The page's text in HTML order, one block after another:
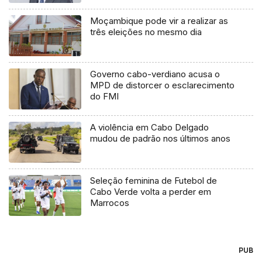
Moçambique pode vir a realizar as
três eleições no mesmo dia
Governo cabo-verdiano acusa o
MPD de distorcer o esclarecimento
do FMI
A violência em Cabo Delgado
mudou de padrão nos últimos anos
Seleção feminina de Futebol de
Cabo Verde volta a perder em
Marrocos
PUB